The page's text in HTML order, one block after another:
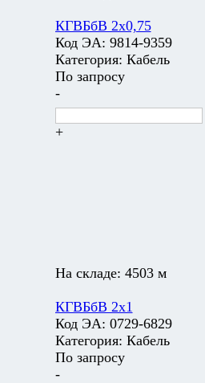
КГВБбВ 2х0,75
Код ЭА: 9814-9359
Категория: Кабель
По запросу
-
+
На складе: 4503 м
КГВБбВ 2х1
Код ЭА: 0729-6829
Категория: Кабель
По запросу
-